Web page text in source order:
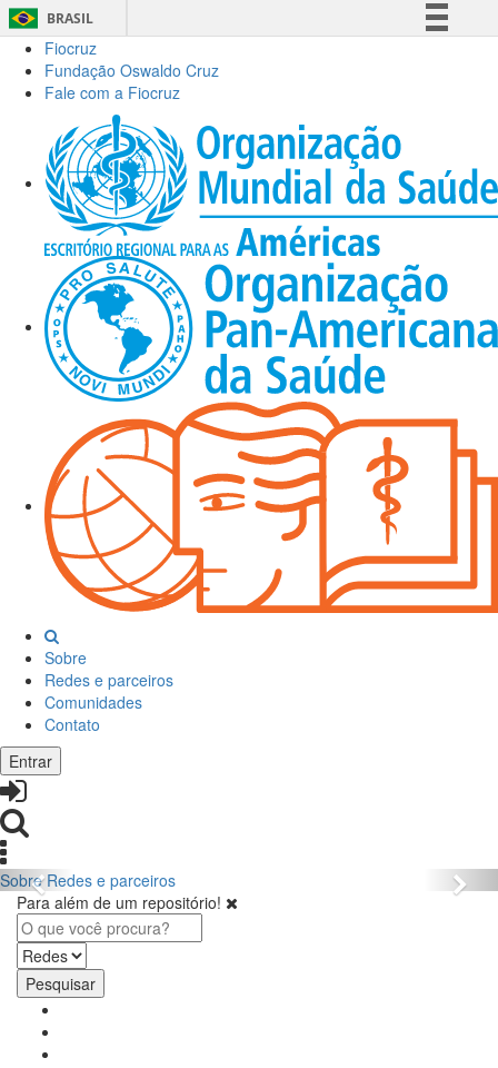
BRASIL
Acesso à informação
Legislação
Canais
Fiocruz
Fundação Oswaldo Cruz
Fale com a Fiocruz
Sobre
Redes e parceiros
Comunidades
Contato
Entrar
Sobre Redes e parceiros
Para além de um repositório!
Pesquisar